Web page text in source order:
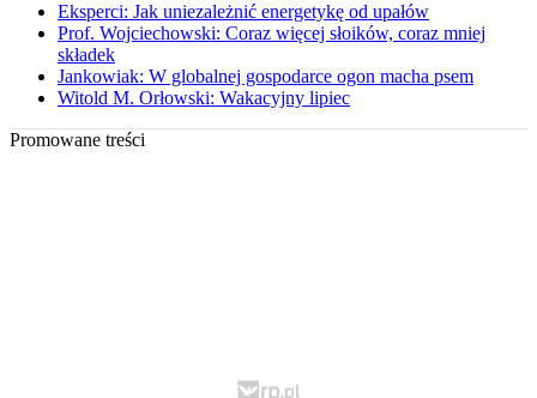
Eksperci: Jak uniezależnić energetykę od upałów
Prof. Wojciechowski: Coraz więcej słoików, coraz mniej
składek
Jankowiak: W globalnej gospodarce ogon macha psem
Witold M. Orłowski: Wakacyjny lipiec
Promowane treści